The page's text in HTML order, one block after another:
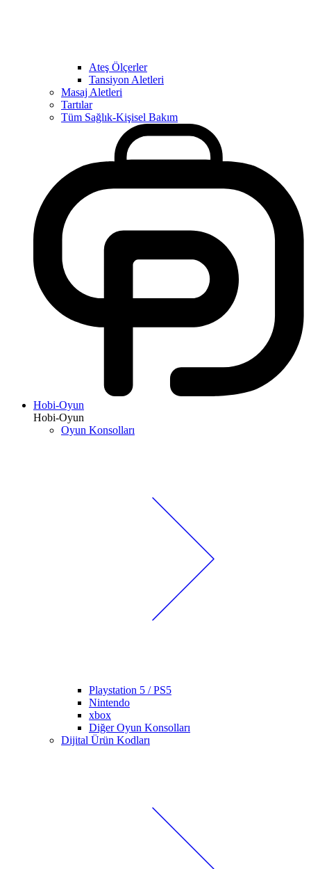
Ateş Ölçerler
Tansiyon Aletleri
Masaj Aletleri
Tartılar
Tüm Sağlık-Kişisel Bakım
Hobi-Oyun
Hobi-Oyun
Oyun Konsolları
Playstation 5 / PS5
Nintendo
xbox
Diğer Oyun Konsolları
Dijital Ürün Kodları